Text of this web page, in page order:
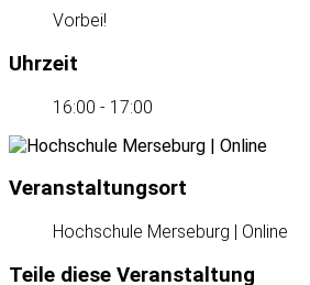
Vorbei!
Uhrzeit
16:00 - 17:00
Veranstaltungsort
Hochschule Merseburg | Online
Teile diese Veranstaltung